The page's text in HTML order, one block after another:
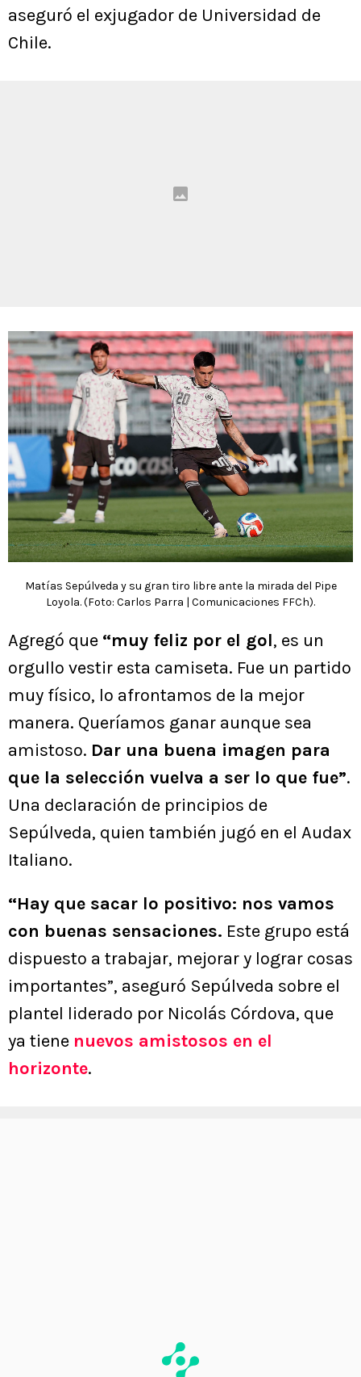
aseguró el exjugador de Universidad de
Chile.
Matías Sepúlveda y su gran tiro libre ante la mirada del Pipe
Loyola. (Foto: Carlos Parra | Comunicaciones FFCh).
Agregó que “muy feliz por el gol, es un
orgullo vestir esta camiseta. Fue un partido
muy físico, lo afrontamos de la mejor
manera. Queríamos ganar aunque sea
amistoso. Dar una buena imagen para
que la selección vuelva a ser lo que fue”.
Una declaración de principios de
Sepúlveda, quien también jugó en el Audax
Italiano.
“Hay que sacar lo positivo: nos vamos
con buenas sensaciones. Este grupo está
dispuesto a trabajar, mejorar y lograr cosas
importantes”, aseguró Sepúlveda sobre el
plantel liderado por Nicolás Córdova, que
ya tiene nuevos amistosos en el
horizonte.